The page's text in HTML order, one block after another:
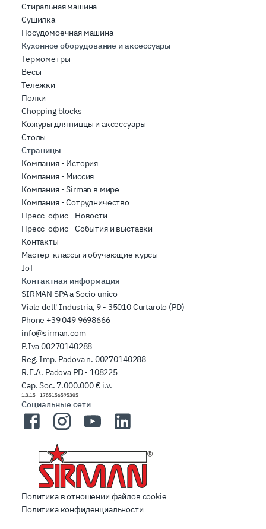
Стиральная машина
Сушилка
Посудомоечная машина
Кухонное оборудование и аксессуары
Термометры
Весы
Тележки
Полки
Chopping blocks
Кожуры для пиццы и аксессуары
Столы
Страницы
Компания - История
Компания - Миссия
Компания - Sirman в мире
Компания - Сотрудничество
Пресс-офис - Новости
Пресс-офис - События и выставки
Контакты
Мастер-классы и обучающие курсы
IoT
Контактная информация
SIRMAN SPA a Socio unico
Viale dell' Industria, 9 - 35010 Curtarolo (PD)
Phone +39 049 9698666
info@sirman.com
P.Iva 00270140288
Reg. Imp. Padova n. 00270140288
R.E.A. Padova PD - 108225
Cap. Soc. 7.000.000 € i.v.
1.3.15 - 1785156595305
Социальные сети
FacebookInstagramYouTubeLinkedIn
Политика в отношении файлов cookie
Политика конфиденциальности